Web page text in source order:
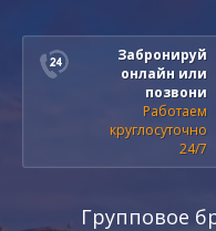
Забронируй
онлайн или
позвони
Работаем
круглосуточно
24/7
Групповое